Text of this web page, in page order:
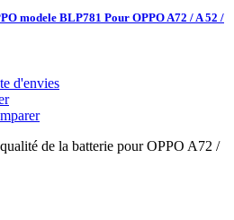
modele BLP781 Pour OPPO A72 / A 52 /
d'envies
de la batterie pour OPPO A72 /